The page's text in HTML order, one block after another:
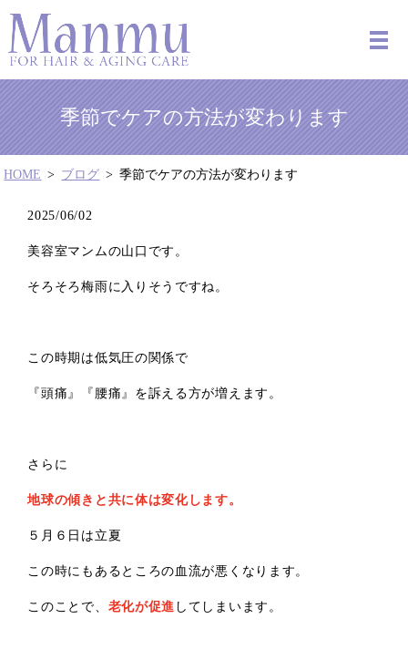
季節でケアの方法が変わります
HOME ブログ 季節でケアの方法が変わります
2025/06/02
美容室マンムの山口です。
そろそろ梅雨に入りそうですね。
この時期は低気圧の関係で
『頭痛』『腰痛』 を訴える方が増えます。
さらに
地球の傾きと共に体は変化します。
５月６日は立夏
この時にもあるところの血流が悪くなります。
このことで、 老化が促進 してしまいます。